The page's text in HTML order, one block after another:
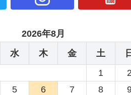
2026年8月
水 木 金 土
1
2
5 6 7 8